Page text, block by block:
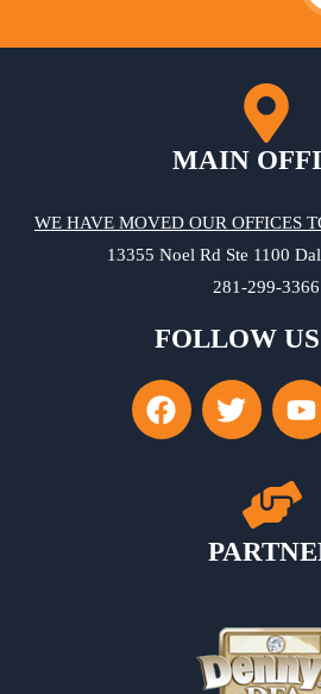
MAIN
WE HAVE MOVED OUR OFFICES
13355 Noel Rd Ste 1100
281-299-3366
FOLLOW